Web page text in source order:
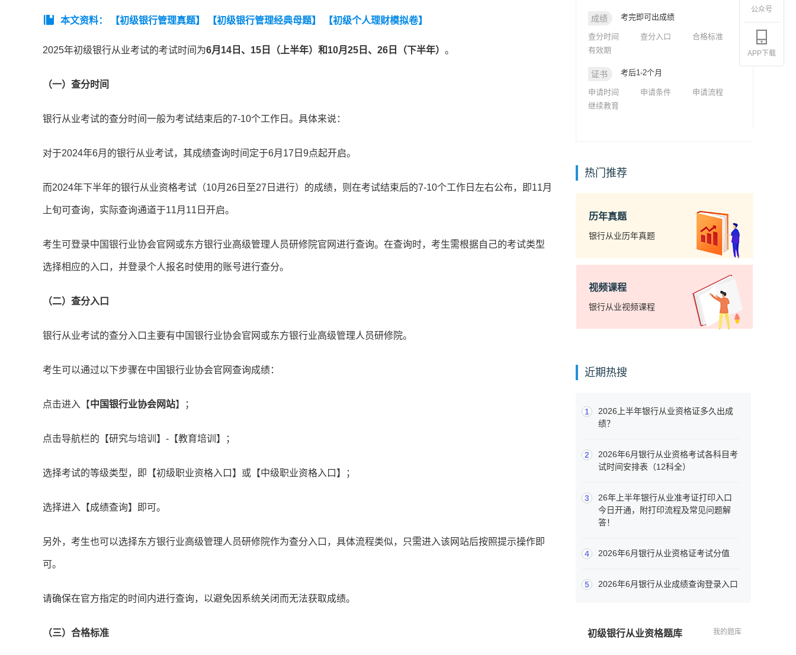
本文资料： 【初级银行管理真题】 【初级银行管理经典母题】 【初级个人理财模拟卷】
2025年初级银行从业考试的考试时间为6月14日、15日（上半年）和10月25日、26日（下半年） 。
（一）查分时间
银行从业考试的查分时间一般为考试结束后的7-10个工作日。具体来说：
对于2024年6月的银行从业考试，其成绩查询时间定于6月17日9点起开启。
而2024年下半年的银行从业资格考试（10月26日至27日进行）的成绩，则在考试结束后的7-10个工作日左右公布，即11月
上旬可查询，实际查询通道于11月11日开启。
考生可登录中国银行业协会官网或东方银行业高级管理人员研修院官网进行查询。在查询时，考生需根据自己的考试类型
选择相应的入口，并登录个人报名时使用的账号进行查分。
（二）查分入口
银行从业考试的查分入口主要有中国银行业协会官网或东方银行业高级管理人员研修院。
考生可以通过以下步骤在中国银行业协会官网查询成绩：
点击进入【中国银行业协会网站】；
点击导航栏的【研究与培训】-【教育培训】；
选择考试的等级类型，即【初级职业资格入口】或【中级职业资格入口】；
选择进入【成绩查询】即可。
另外，考生也可以选择东方银行业高级管理人员研修院作为查分入口，具体流程类似，只需进入该网站后按照提示操作即
可。
请确保在官方指定的时间内进行查询，以避免因系统关闭而无法获取成绩。
（三）合格标准
成绩 考完即可出成绩
查分时间 查分入口
合格标准
有效期
证书 考后1-2个月
申请时间 申请条件
申请流程
继续教育
热门推荐
历年真题
银行从业历年真题
视频课程
银行从业视频课程
近期热搜
1
2026上半年银行从业资格证多久出成
绩？
2
2026年6月银行从业资格考试各科目考
试时间安排表（12科全）
3
26年上半年银行从业准考证打印入口
今日开通，附打印流程及常见问题解
答！
4 2026年6月银行从业资格证考试分值
5 2026年6月银行从业成绩查询登录入口
初级银行从业资格题库 我的题库
公众号
APP下载